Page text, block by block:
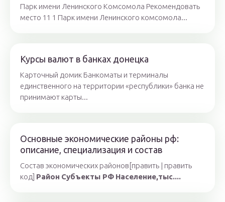
Парк имени Ленинского Комсомола Рекомендовать
место 11 1 Парк имени Ленинского комсомола...
Курсы валют в банках донецка
Карточный домик Банкоматы и терминалы
единственного на территории «республики» банка не
принимают карты...
Основные экономические районы рф:
описание, специализация и состав
Состав экономических районов[править | править
код] Район Субъекты РФ Население,тыс....